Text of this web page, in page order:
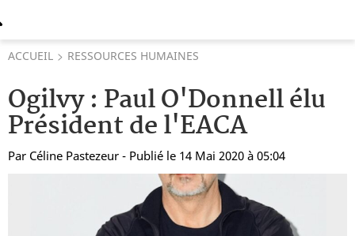
ACCUEIL RESSOURCES HUMAINES
Ogilvy : Paul O'Donnell élu
Président de l'EACA
Par Céline Pastezeur - Publié le 14 Mai 2020 à 05:04